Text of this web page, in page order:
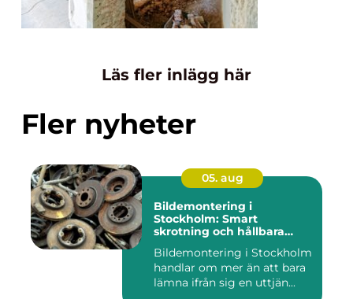
Läs fler inlägg här
Fler nyheter
05. aug
Bildemontering i
Stockholm: Smart
skrotning och hållbara
Bildemontering i Stockholm
handlar om mer än att bara
lämna ifrån sig en uttjän...